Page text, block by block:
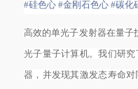
#硅色心 #金刚石色心 #碳化
高效的单光子发射器在量子
光子量子计算机。我们研
器，并发现其激发态寿命